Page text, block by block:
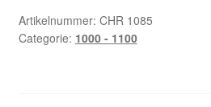
Artikelnummer: CHR 1085
Categorie: 1000 - 1100